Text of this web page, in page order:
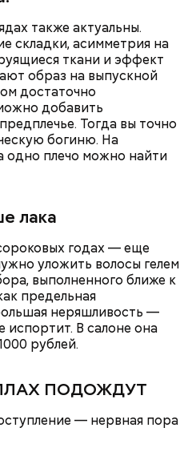
также актуальны.
складки, асимметрия на
ткани и эффект
образ на выпускной
достаточно
добавить
Тогда вы точно
богиню. На
одно плечо можно найти
лака
годах — еще
уложить волосы гелем
выполненного ближе к
предельная
неряшливость —
испортит. В салоне она
рублей.
ПОДОЖДУТ
— нервная пора
разогретую до 180–
кабачка нужно запекать
отеки и улучшат зрение:
кабачков
три простых рецепта
сезонных овощей и
до корки, потому что
нитраты. И важно
не отравиться, добавила